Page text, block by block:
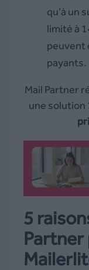
qu’à un
limité à
peuvent
payants.
Mail Partner
une solution
5